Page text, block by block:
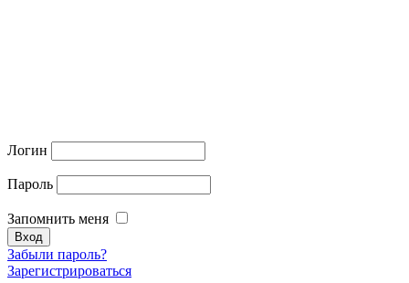
Логин
Пароль
Запомнить меня
Забыли пароль?
Зарегистрироваться